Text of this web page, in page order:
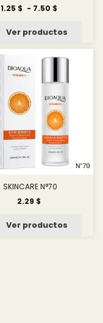
1.25 $ - 7.50 $
desde
1.25 $
hasta
Ver productos
SKINCARE N°70
2.29 $
Ver productos